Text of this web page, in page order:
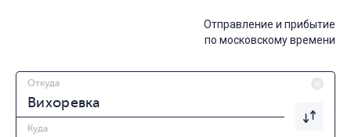
Отправление и прибытие
по московскому времени
Откуда
Куда